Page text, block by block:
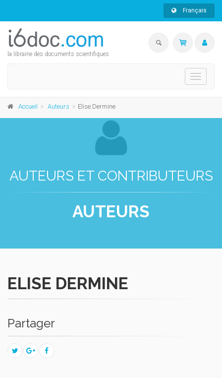
Français
la librairie des documents scientifiques
Toggle
Accueil Auteurs Elise Dermine
AUTEURS ET CONTRIBUTEURS
AUTEURS
ELISE DERMINE
Partager